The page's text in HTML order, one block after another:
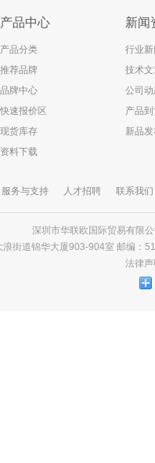
产品中心
产品分类
推荐品牌
品牌中心
快速报价区
现货库存
资料下载
新闻
行业
技术
公司
产品
新品
服务与支持 人才招聘 联系我们
深圳市华联欧国际贸易有限
浪街道锦华大厦903-904室 邮编
法律